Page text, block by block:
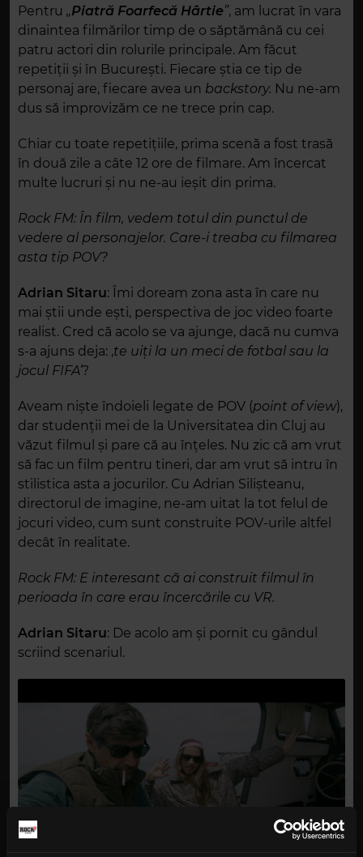
Pentru „Piatră Foarfecă Hârtie”, am lucrat în vara
dinaintea filmărilor timp de o săptămână cu cei
patru actori din rolurile principale. Am făcut
repetiții și în București. Fiecare știa ce tip de
personaj are, fiecare avea un backstory. Nu ne-am
dus să improvizăm ce ne trece prin cap.
Chiar cu toate repetițiile, prima scenă a fost trasă
în două zile a câte 12 ore de filmare. Am încercat
multe lucruri și nu ne-au ieșit din prima.
Rock FM: În film, vedem totul din punctul de
vedere al personajelor. Care-i treaba cu filmarea
asta tip POV?
Adrian Sitaru: Îmi doream zona asta în care nu
mai știi unde ești, perspectiva de joc video foarte
realist. Cred că acolo se va ajunge, dacă nu cumva
s-a ajuns deja: ,te uiți la un meci de fotbal sau la
jocul FIFA’?
Aveam niște îndoieli legate de POV (point of view),
dar studenții mei de la Universitatea din Cluj au
văzut filmul și pare că au înțeles. Nu zic că am vrut
să fac un film pentru tineri, dar am vrut să intru în
stilistica asta a jocurilor. Cu Adrian Silișteanu,
directorul de imagine, ne-am uitat la tot felul de
jocuri video, cum sunt construite POV-urile altfel
decât în realitate.
Rock FM: E interesant că ai construit filmul în
perioada în care erau încercările cu VR.
Adrian Sitaru: De acolo am și pornit cu gândul
scriind scenariul.